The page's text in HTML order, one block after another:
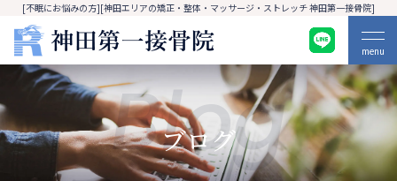
[不眠にお悩みの方][神田エリアの矯正・整体・マッサージ・ストレッチ 神田第一接骨院]
menu
Blog
ブログ